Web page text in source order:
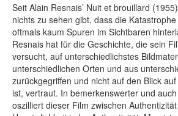
Seit Alain Resnais’ Nuit et brouillard
nichts zu sehen gibt, dass die
oftmals kaum Spuren im Sichtbaren
Resnais hat für die Geschichte, die sein
versucht, auf unterschiedlichstes
unterschiedlichen Orten und aus
zurückgegriffen und nicht auf den Blick
ist, vertraut. In bemerkenswerter und
oszilliert dieser Film zwischen